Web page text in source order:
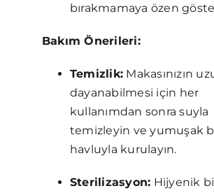
bırakmamaya özen
Bakım Önerileri:
Temizlik: Makasınızın
dayanabilmesi için her
kullanımdan sonra suyla
temizleyin ve yumuşak
havluyla kurulayın.
Sterilizasyon: Hijyenik